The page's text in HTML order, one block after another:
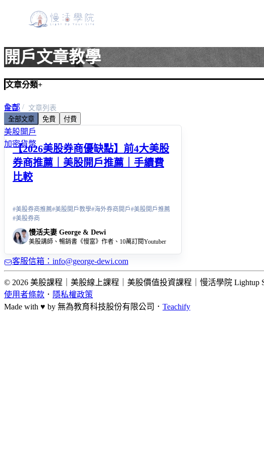
開戶文章教學
文章分類+
全部
美股入門
美股開戶
加密貨幣
首頁
文章列表
全部文章
免費 付費
【2026美股券商優缺點】前4大美股
券商推薦｜美股開戶推薦｜手續費
比較
#美股券商推薦#美股開戶教學#海外券商開戶#美股開戶推薦
#美股券商
慢活夫妻 George & Dewi
美股講師、暢銷書《慢富》作者、10萬訂閱Youtuber
客服信箱：info@george-dewi.com
© 2026 美股課程｜美股線上課程｜美股價值投資課程｜慢活學院 Lightup
使用者條款 ． 隱私權政策
Made with ♥ by 無為教育科技股份有限公司． Teachify